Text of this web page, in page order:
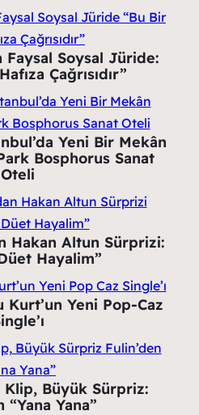
Soysal Jüride:
Çağrısıdır”
Yeni Bir Mekân
Bosphorus Sanat
Oteli
Hakan Altun Sürprizi:
Hayalim”
Yeni Pop-Caz
Klip, Büyük Sürpriz:
“Yana Yana”